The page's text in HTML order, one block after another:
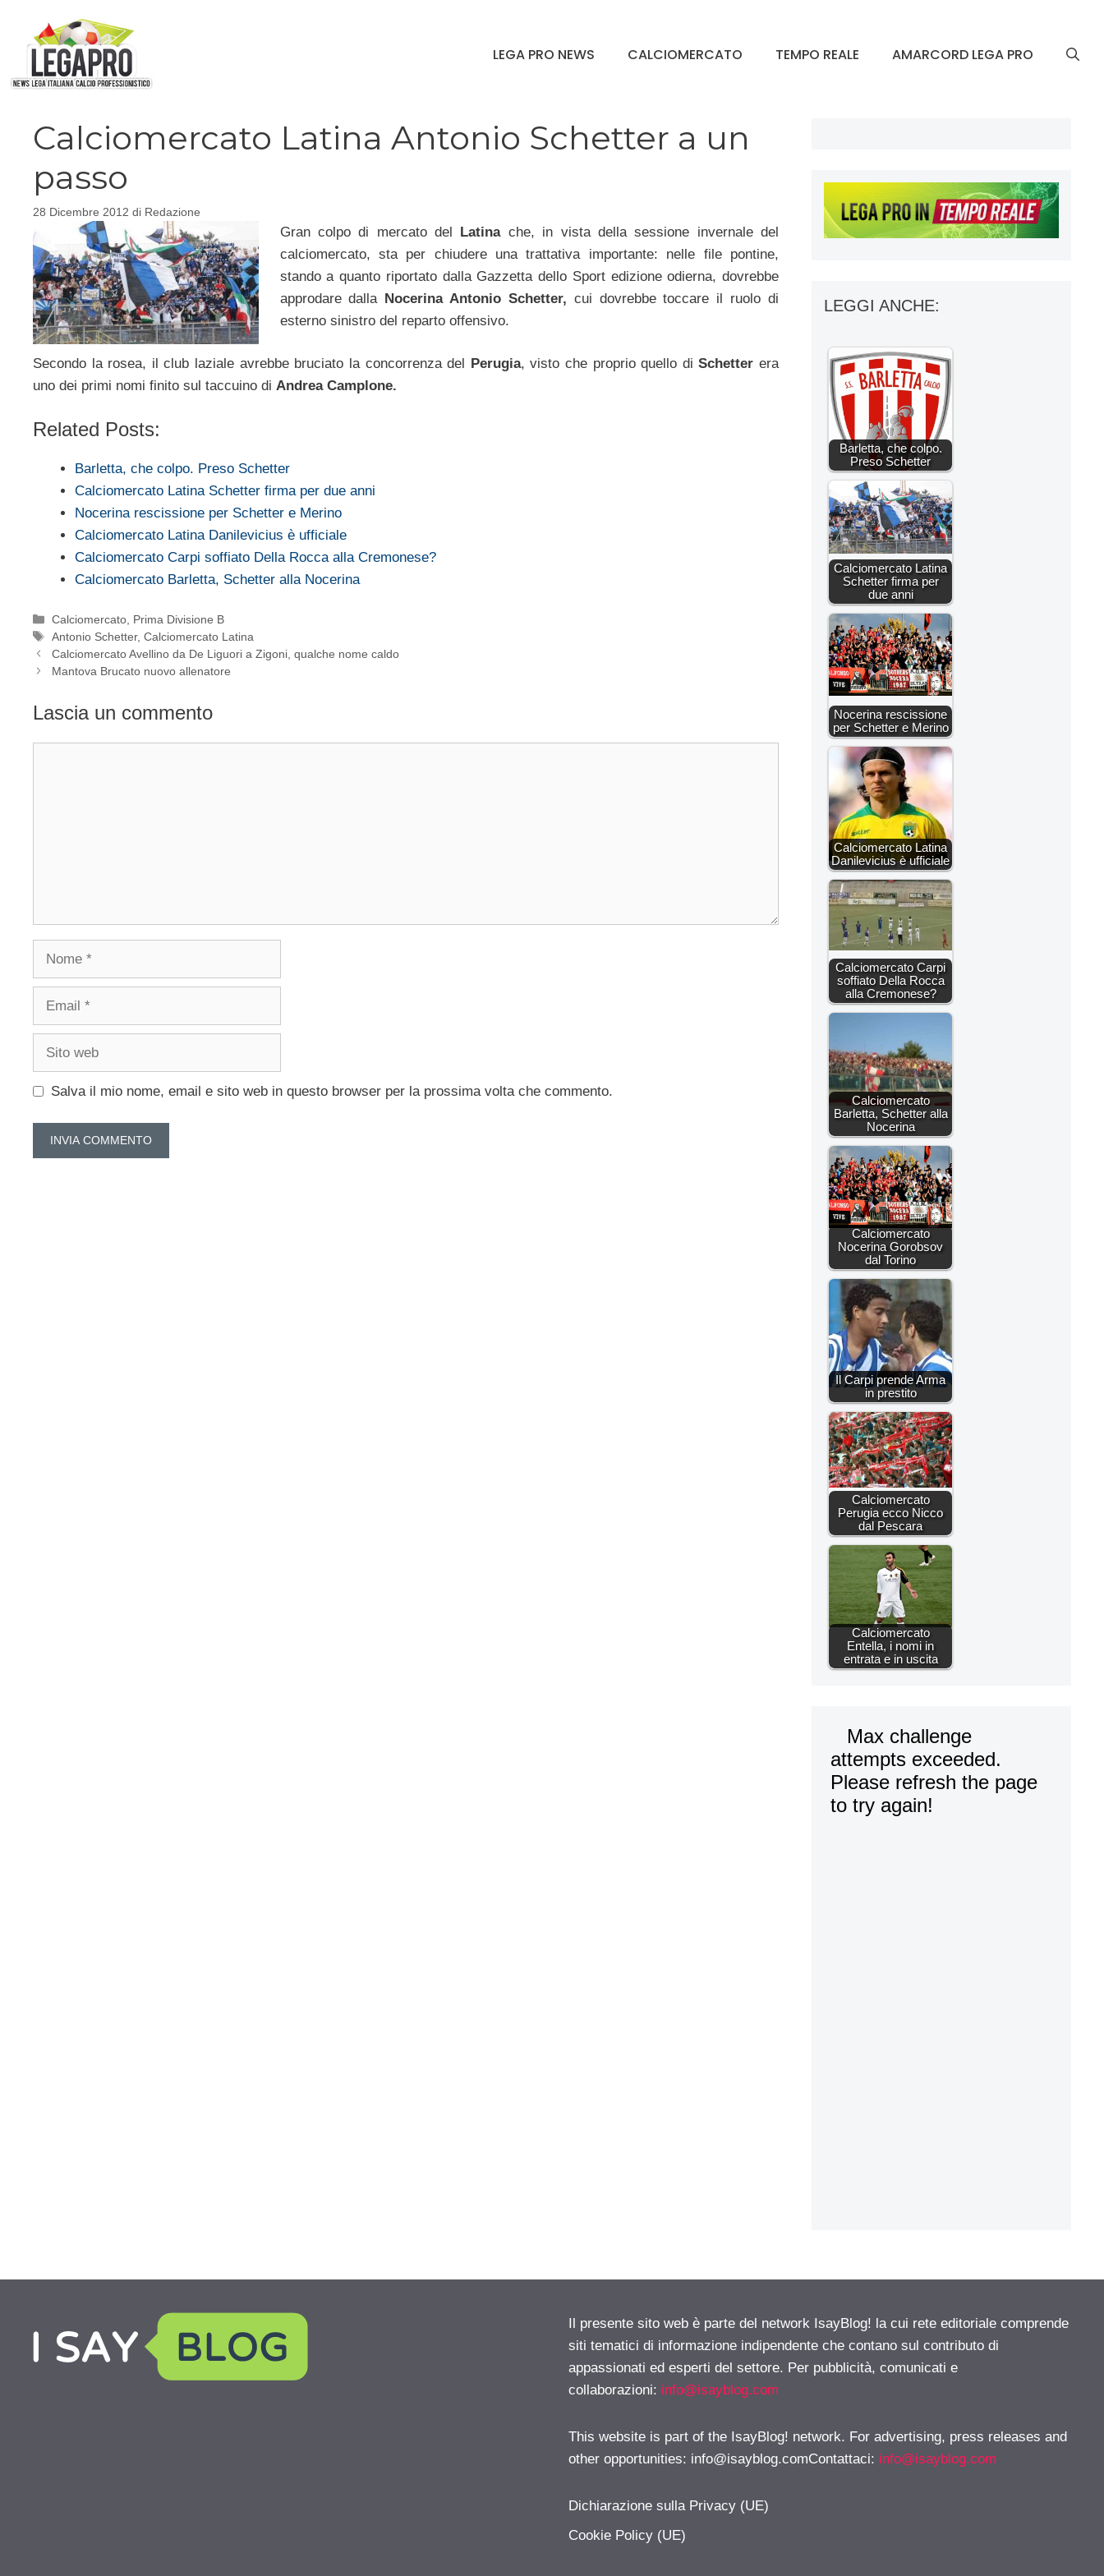
contenuto
LEGA PRO NEWS CALCIOMERCATO TEMPO REALE AMARCORD LEGA PRO
Calciomercato Latina Antonio Schetter a un
passo
28 Dicembre 2012 di Redazione
Gran colpo di mercato del Latinache, in vista della sessione invernale del
calciomercato, sta per chiudere una trattativa importante: nelle file pontine,
stando a quanto riportato dalla Gazzetta dello Sport edizione odierna, dovrebbe
approdare dalla Nocerina Antonio Schetter, cui dovrebbe toccare il ruolo di
esterno sinistro del reparto offensivo.
Secondo la rosea, il club laziale avrebbe bruciato la concorrenza del Perugia, visto che proprio quello diSchetter era
uno dei primi nomi finito sul taccuino di Andrea Camplone.
Related Posts:
Barletta, che colpo. Preso Schetter
Calciomercato Latina Schetter firma per due anni
Nocerina rescissione per Schetter e Merino
Calciomercato Latina Danilevicius è ufficiale
Calciomercato Carpi soffiato Della Rocca alla Cremonese?
Calciomercato Barletta, Schetter alla Nocerina
Categorie
Calciomercato Prima Divisione B
Tag
Antonio Schetter,Calciomercato Latina
Calciomercato Avellino da De Liguori a Zigoni, qualche nome caldo
Mantova Brucato nuovo allenatore
Lascia un commento
Salva il mio nome, email e sito web in questo browser per la prossima volta che commento.
LEGGI ANCHE:
Barletta, che colpo.
Preso Schetter
Calciomercato Latina
Schetter firma per
due anni
Nocerina rescissione
per Schetter e Merino
Calciomercato Latina
Danilevicius è ufficiale
Calciomercato Carpi
soffiato Della Rocca
alla Cremonese?
Calciomercato
Barletta, Schetter alla
Nocerina
Calciomercato
Nocerina Gorobsov
dal Torino
Il Carpi prende Arma
in prestito
Calciomercato
Perugia ecco Nicco
dal Pescara
Calciomercato
Entella, i nomi in
entrata e in uscita
Il presente sito web è parte del network IsayBlog! la cui rete editoriale comprende
siti tematici di informazione indipendente che contano sul contributo di
appassionati ed esperti del settore. Per pubblicità, comunicati e
collaborazioni: info@isayblog.com
This website is part of the IsayBlog! network. For advertising, press releases and
other opportunities: info@isayblog.comContattaci: info@isayblog.com
Dichiarazione sulla Privacy (UE)
Cookie Policy (UE)